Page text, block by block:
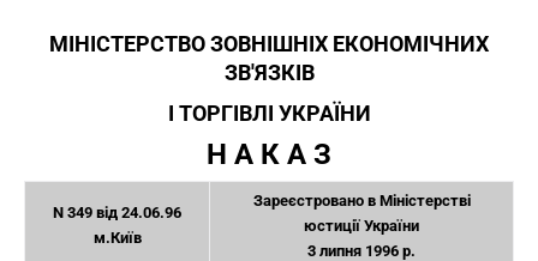
МІНІСТЕРСТВО ЗОВНІШНІХ ЕКОНОМІЧНИХ
ЗВ'ЯЗКІВ
І ТОРГІВЛІ УКРАЇНИ
Н А К А З
N 349 від 24.06.96
м.Київ
Зареєстровано в Міністерстві
юстиції України
3 липня 1996 р.